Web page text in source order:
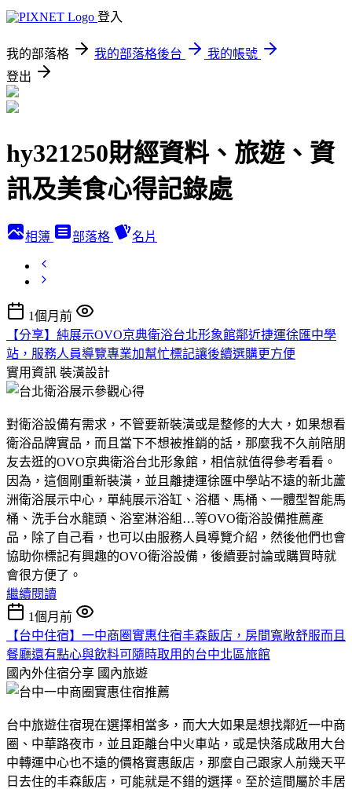
登入
我的部落格 我的部落格後台
我的帳號
登出
hy321250財經資料、旅遊、資
訊及美食心得記錄處
相簿 部落格 名片
1個月前
【分享】純展示OVO京典衛浴台北形象館鄰近捷運徐匯中學
站，服務人員導覽專業加幫忙標記讓後續選購更方便
實用資訊 裝潢設計
對衛浴設備有需求，不管要新裝潢或是整修的大大，如果想看
衛浴品牌實品，而且當下不想被推銷的話，那麼我不久前陪朋
友去逛的OVO京典衛浴台北形象館，相信就值得參考看看。
因為，這個剛重新裝潢，並且離捷運徐匯中學站不遠的新北蘆
洲衛浴展示中心，單純展示浴缸、浴櫃、馬桶、一體型智能馬
桶、洗手台水龍頭、浴室淋浴組…等OVO衛浴設備推薦產
品，除了自己看，也可以由服務人員導覽介紹，然後他們也會
協助你標記有興趣的OVO衛浴設備，後續要討論或購買時就
會很方便了。
繼續閱讀
1個月前
【台中住宿】一中商圈實惠住宿丰森飯店，房間寬敞舒服而且
餐廳還有點心與飲料可隨時取用的台中北區旅館
國內外住宿分享 國內旅遊
台中旅遊住宿現在選擇相當多，而大大如果是想找鄰近一中商
圈、中華路夜市，並且距離台中火車站，或是快落成啟用大台
中轉運中心也不遠的價格實惠飯店，那麼自己跟家人前幾天平
日去住的丰森飯店，可能就是不錯的選擇。至於這間屬於丰居